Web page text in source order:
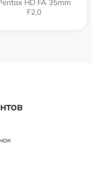
HD FA 35mm
F2.0